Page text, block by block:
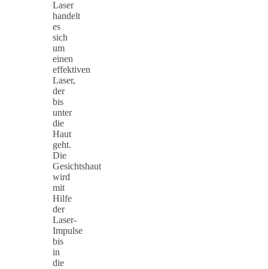
Laser
handelt
es
sich
um
einen
effektiven
Laser,
der
bis
unter
die
Haut
geht.
Die
Gesichtshaut
wird
mit
Hilfe
der
Laser-
Impulse
bis
in
die